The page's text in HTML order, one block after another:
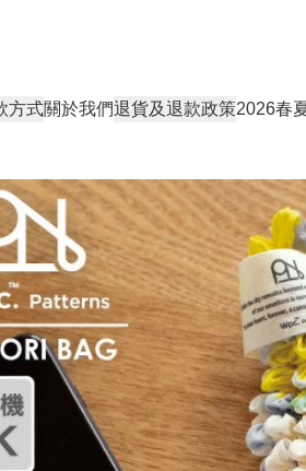
方式關於我們退貨及退款政策2026春